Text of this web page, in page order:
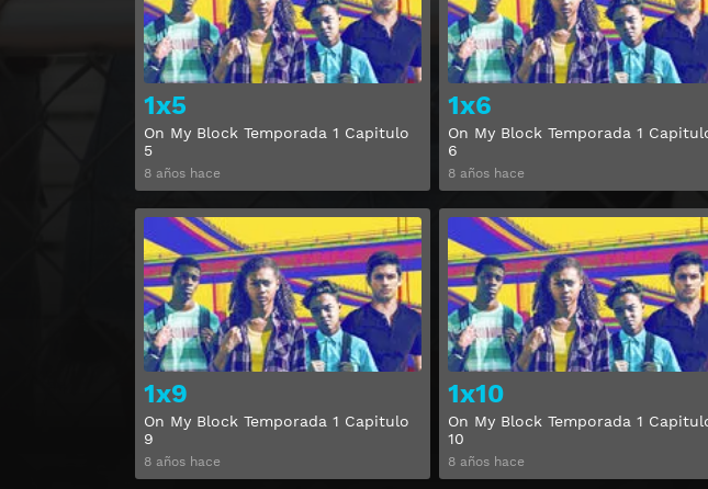
1x5
On My Block Temporada 1 Capitulo
5
8 años hace
1x6
On My Block Temporada 1
6
8 años hace
1x9
On My Block Temporada 1 Capitulo
9
8 años hace
Ver
1x10
On My Block Temporada 1
10
8 años hace